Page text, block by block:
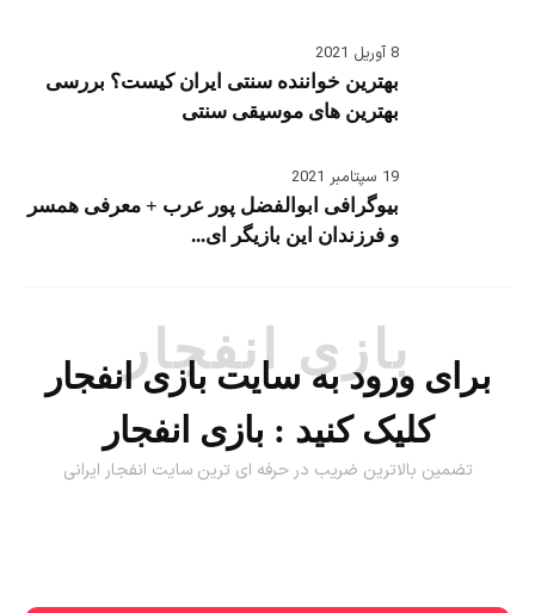
8 آوریل 2021
بهترین خواننده سنتی ایران کیست؟ بررسی
بهترین های موسیقی سنتی
19 سپتامبر 2021
بیوگرافی ابوالفضل پور عرب + معرفی همسر
و فرزندان این بازیگر ای...
بازی انفجار
برای ورود به سایت بازی انفجار
کلیک کنید : بازی انفجار
تضمین بالاترین ضریب در حرفه ای ترین سایت انفجار ایرانی